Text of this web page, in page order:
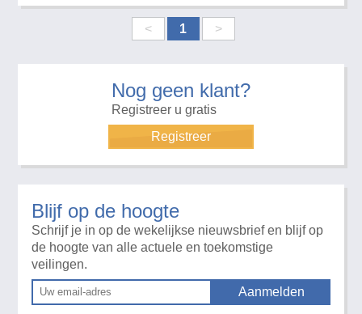
< 1 >
Nog geen klant?
Registreer u gratis
Registreer
Blijf op de hoogte
Schrijf je in op de wekelijkse nieuwsbrief en blijf op
de hoogte van alle actuele en toekomstige
veilingen.